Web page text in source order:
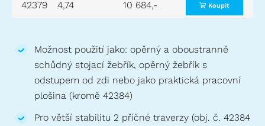
42379 4,74 2,41
10 684,- Koupit
Možnost použití jako: opěrný a oboustranně
schůdný stojací žebřík, opěrný žebřík s
odstupem od zdi nebo jako praktická pracovní
plošina (kromě 42384)
Pro větší stabilitu 2 příčné traverzy (obj. č. 42384